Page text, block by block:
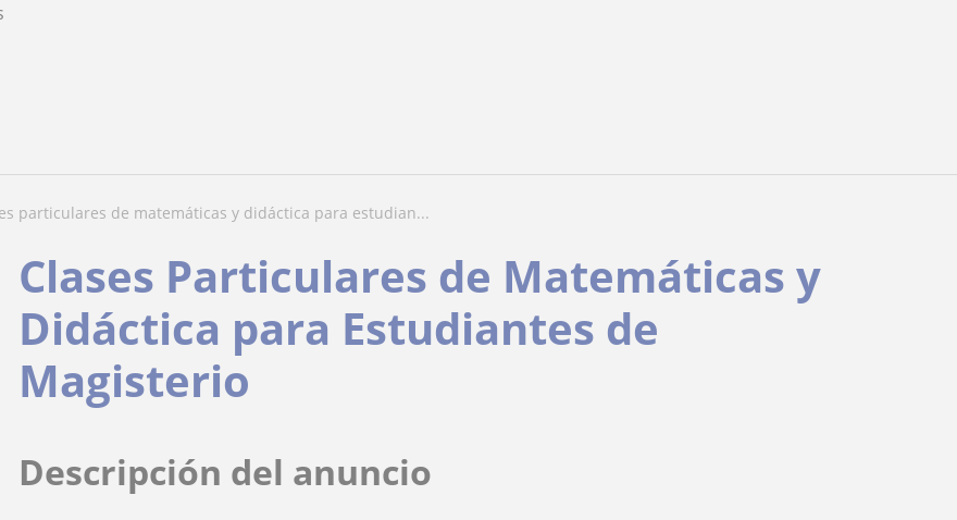
particulares de matemáticas y didáctica para estudian...
Clases Particulares de Matemáticas y
Didáctica para Estudiantes de
Magisterio
Descripción del anuncio